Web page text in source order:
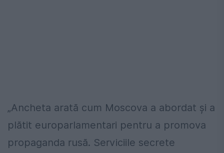
„Ancheta arată cum Moscova a abordat şi a
plătit europarlamentari pentru a promova
propaganda rusă. Serviciile secrete